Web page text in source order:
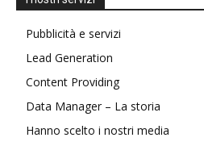
Pubblicità e servizi
Lead Generation
Content Providing
Data Manager – La storia
Hanno scelto i nostri media